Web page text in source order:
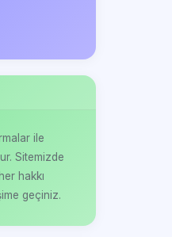
ile
Sitemizde
hakkı
geçiniz.